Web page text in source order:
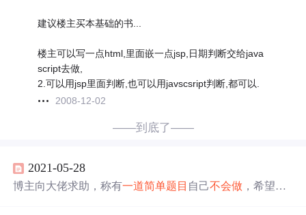
建议楼主买本基础的书...
楼主可以写一点html,里面嵌一点jsp,日期判断交给java
script去做,
2.可以用jsp里面判断,也可以用javscsript判断,都可以.
2008-12-02
——到底了——
2021-05-28
博主向大佬求助，称有一道简单题目 自己不会做 ，希望得